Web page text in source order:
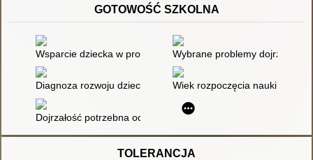
GOTOWOŚĆ SZKOLNA
Wsparcie dziecka w procesie adaptacji rozwojowej
Wybrane problemy dojrzałości
Diagnoza rozwoju dziecka przedszkolnego przed
Wiek rozpoczęcia nauki w
Dojrzałość potrzebna od dziecka
TOLERANCJA